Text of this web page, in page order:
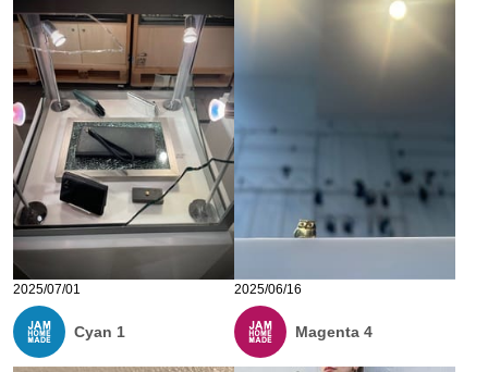
2025/07/01
Cyan 1
2025/06/16
Magenta 4